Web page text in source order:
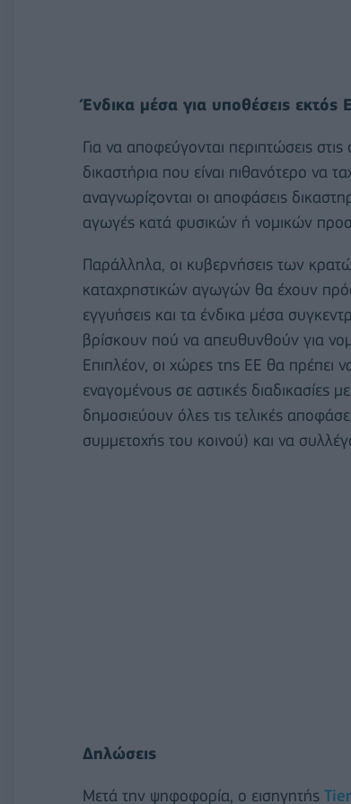
Ένδικα μέσα για υποθέσεις
Για να αποφεύγονται περιπτώσεις
δικαστήρια που είναι πιθανότερο να
αναγνωρίζονται οι αποφάσεις
αγωγές κατά φυσικών ή νομικών
Παράλληλα, οι κυβερνήσεις των
καταχρηστικών αγωγών θα έχουν
εγγυήσεις και τα ένδικα μέσα
βρίσκουν πού να απευθυνθούν για
Επιπλέον, οι χώρες της ΕΕ θα πρέπει
εναγομένους σε αστικές διαδικασίες
δημοσιεύουν όλες τις τελικές
συμμετοχής του κοινού) και να
Δηλώσεις
Μετά την ψηφοφορία, ο εισηγητής